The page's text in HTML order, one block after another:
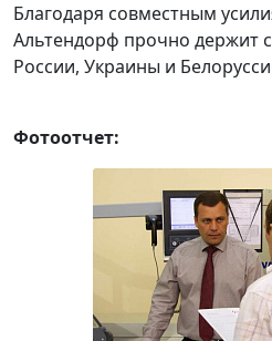
Благодаря совместным
Альтендорф прочно держит
России, Украины и
Фотоотчет: